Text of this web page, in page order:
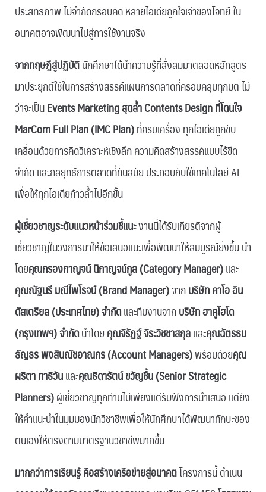
ประสิทธิภาพ ไม่จำกัดกรอบคิด หลายไอเดียถูกใจเจ้าของโจทย์ ใน
อนาคตอาจพัฒนาไปสู่การใช้งานจริง
จากทฤษฎีสู่ปฏิบัตินักศึกษาได้นำความรู้ที่สั่งสมมาตลอดหลักสูตร
มาประยุกต์ใช้ในการสร้างสรรค์แผนการตลาดที่ครอบคลุมทุกมิติ ไม่
ว่าจะเป็นEvents Marketing สุดล้ำ Contents Design ที่โดนใจ
MarCom Full Plan (IMC Plan)ที่ครบเครื่อง ทุกไอเดียถูกขับ
เคลื่อนด้วยการคิดวิเคราะห์เชิงลึก ความคิดสร้างสรรค์แบบไร้ขีด
จำกัด และกลยุทธ์การตลาดที่ทันสมัย ประกอบกับใช้เทคโนโลยี AI
เพื่อให้ทุกไอเดียก้าวล้ำไปอีกขั้น
ผู้เชี่ยวชาญระดับแนวหน้าร่วมชี้แนะงานนี้ได้รับเกียรติจากผู้
เชี่ยวชาญในวงการมาให้ข้อเสนอแนะเพื่อพัฒนาให้สมบูรณ์ยิ่งขึ้น นำ
โดยคุณกรองกาญจน์ นิกาญจน์กูล (Category Manager)และ
คุณณัฐนรี มณีไพโรจน์ (Brand Manager)จากบริษัท คาโอ อิน
ดัสเตรียล (ประเทศไทย) จำกัดและทีมงานจากบริษัท ฮาคูโฮโด
(กรุงเทพฯ) จำกัดนำโดยคุณจิรัฏฐ์ จิระวิชชาสกุลและคุณฉัตรธน
ธัญธร พงสินณัชอาณกร (Account Managers)พร้อมด้วยคุณ
ผริตา ทาธิวันและคุณธิดารัตน์ ขวัญชื้น (Senior Strategic
Planners)ผู้เชี่ยวชาญทุกท่านไม่เพียงแต่รับฟังการนำเสนอ แต่ยัง
ให้คำแนะนำในมุมมองนักวิชาชีพเพื่อให้นักศึกษาได้พัฒนาทักษะของ
ตนเองให้ตรงตามมาตรฐานวิชาชีพมากขึ้น
มากกว่าการเรียนรู้ คือสร้างเครือข่ายสู่อนาคตโครงการนี้ ดำเนิน